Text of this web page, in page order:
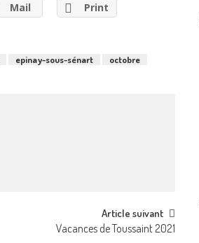
Mail Print
epinay-sous-sénart
octobre
Article suivant
Vacances de Toussaint 2021